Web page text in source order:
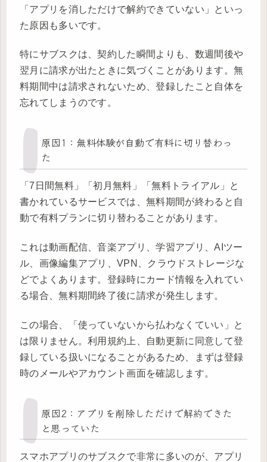
「アプリを消しただけで解約できていない」といっ
た原因も多いです。
特にサブスクは、契約した瞬間よりも、数週間後や
翌月に請求が出たときに気づくことがあります。無
料期間中は請求されないため、登録したこと自体を
忘れてしまうのです。
原因1：無料体験が自動で有料に切り替わっ
た
「7日間無料」「初月無料」「無料トライアル」と
書かれているサービスでは、無料期間が終わると自
動で有料プランに切り替わることがあります。
これは動画配信、音楽アプリ、学習アプリ、AIツー
ル、画像編集アプリ、VPN、クラウドストレージな
どでよくあります。登録時にカード情報を入れてい
る場合、無料期間終了後に請求が発生します。
この場合、「使っていないから払わなくていい」と
は限りません。利用規約上、自動更新に同意して登
録している扱いになることがあるため、まずは登録
時のメールやアカウント画面を確認します。
原因2：アプリを削除しただけで解約できた
と思っていた
スマホアプリのサブスクで非常に多いのが、アプリ